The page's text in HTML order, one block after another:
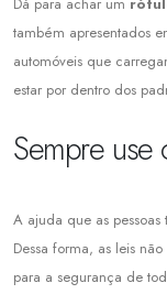
também apresentados
automóveis que
estar por dentro dos
Sempre
A ajuda que as
Dessa forma, as leis
para a segurança de